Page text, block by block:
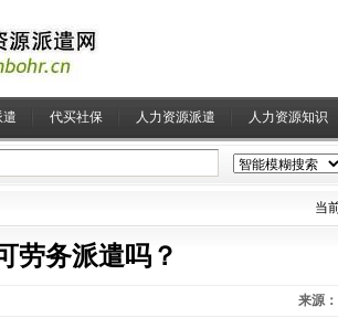
遣 代买社保 人力资源派遣 人力资源知识
当
劳务派遣吗？
来源：